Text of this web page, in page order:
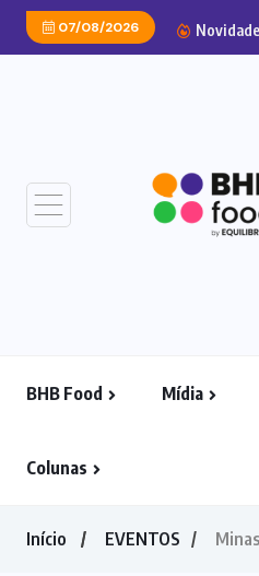
07/08/2026
BHB Food Mídia
Colunas
Início EVENTOS